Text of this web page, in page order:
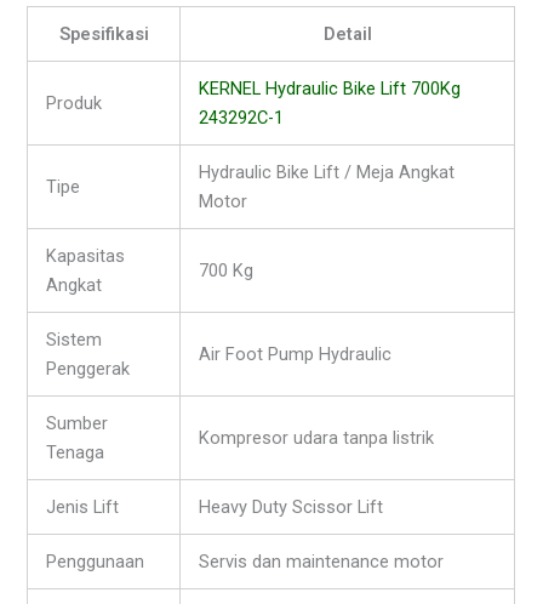
Spesifikasi Detail
Produk
KERNEL Hydraulic Bike Lift 700Kg
243292C-1
Tipe
Hydraulic Bike Lift / Meja Angkat
Motor
Kapasitas
Angkat
700 Kg
Sistem
Penggerak
Air Foot Pump Hydraulic
Sumber
Tenaga
Kompresor udara tanpa listrik
Jenis Lift Heavy Duty Scissor Lift
Penggunaan Servis dan maintenance motor